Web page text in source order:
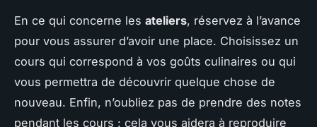
En ce qui concerne les ateliers, réservez à l’avance
pour vous assurer d’avoir une place. Choisissez un
cours qui correspond à vos goûts culinaires ou qui
vous permettra de découvrir quelque chose de
nouveau. Enfin, n’oubliez pas de prendre des notes
pendant les cours : cela vous aidera à reproduire